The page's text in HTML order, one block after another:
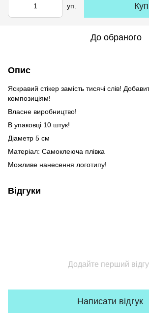
уп.
До обраного
Опис
Яскравий стікер замість тисячі слів!
композиціям!
Власне виробництво!
В упаковці 10 штук!
Діаметр 5 см
Матеріал: Самоклеюча плівка
Можливе нанесення логотипу!
Відгуки
Додайте перший
Написати відгук